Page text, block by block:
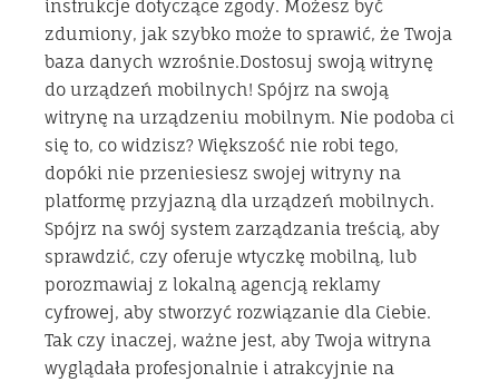
instrukcje dotyczące zgody. Możesz być
zdumiony, jak szybko może to sprawić, że Twoja
baza danych wzrośnie.Dostosuj swoją witrynę
do urządzeń mobilnych! Spójrz na swoją
witrynę na urządzeniu mobilnym. Nie podoba ci
się to, co widzisz? Większość nie robi tego,
dopóki nie przeniesiesz swojej witryny na
platformę przyjazną dla urządzeń mobilnych.
Spójrz na swój system zarządzania treścią, aby
sprawdzić, czy oferuje wtyczkę mobilną, lub
porozmawiaj z lokalną agencją reklamy
cyfrowej, aby stworzyć rozwiązanie dla Ciebie.
Tak czy inaczej, ważne jest, aby Twoja witryna
wyglądała profesjonalnie i atrakcyjnie na